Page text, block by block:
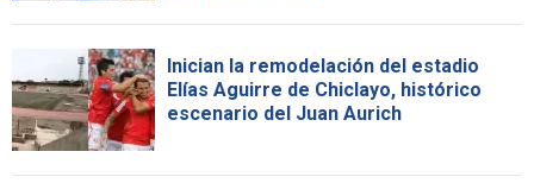
Inician la remodelación del estadio
Elías Aguirre de Chiclayo, histórico
escenario del Juan Aurich